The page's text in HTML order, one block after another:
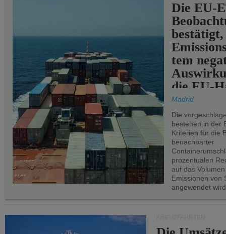
Die EU-
bestätigt,
tem
die EU-
Madrid
Die
bestehen in der
Kriterien für die
benachbarter
prozentualen
auf das
Emissionen von
angewendet